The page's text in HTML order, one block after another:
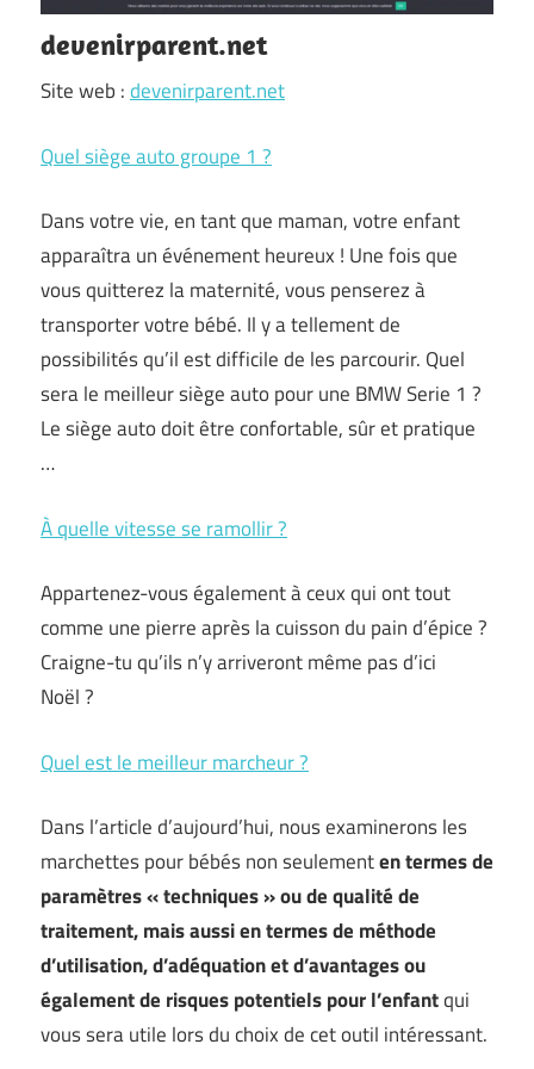
devenirparent.net
Site web :devenirparent.net
Quel siège auto groupe 1 ?
Dans votre vie, en tant que maman, votre enfant
apparaîtra un événement heureux ! Une fois que
vous quitterez la maternité, vous penserez à
transporter votre bébé. Il y a tellement de
possibilités qu’il est difficile de les parcourir. Quel
sera le meilleur siège auto pour une BMW Serie 1 ?
Le siège auto doit être confortable, sûr et pratique
…
À quelle vitesse se ramollir ?
Appartenez-vous également à ceux qui ont tout
comme une pierre après la cuisson du pain d’épice ?
Craigne-tu qu’ils n’y arriveront même pas d’ici
Noël ?
Quel est le meilleur marcheur ?
Dans l’article d’aujourd’hui, nous examinerons les
marchettes pour bébés non seulementen termes de
paramètres « techniques » ou de qualité de
traitement, mais aussi en termes de méthode
d’utilisation, d’adéquation et d’avantages ou
également de risques potentiels pour l’enfantqui
vous sera utile lors du choix de cet outil intéressant.